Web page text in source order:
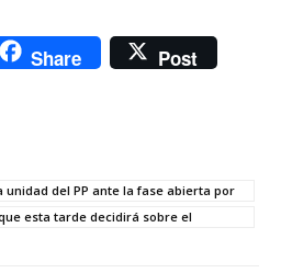
Share Post
unidad del PP ante la fase abierta por
esta tarde decidirá sobre el